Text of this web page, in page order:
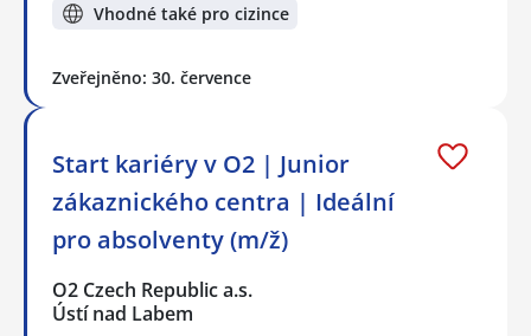
Vhodné také pro cizince
Zveřejněno: 30. července
Start kariéry v O2 | Junior
zákaznického centra | Ideální
pro absolventy (m/ž)
O2 Czech Republic a.s.
Ústí nad Labem